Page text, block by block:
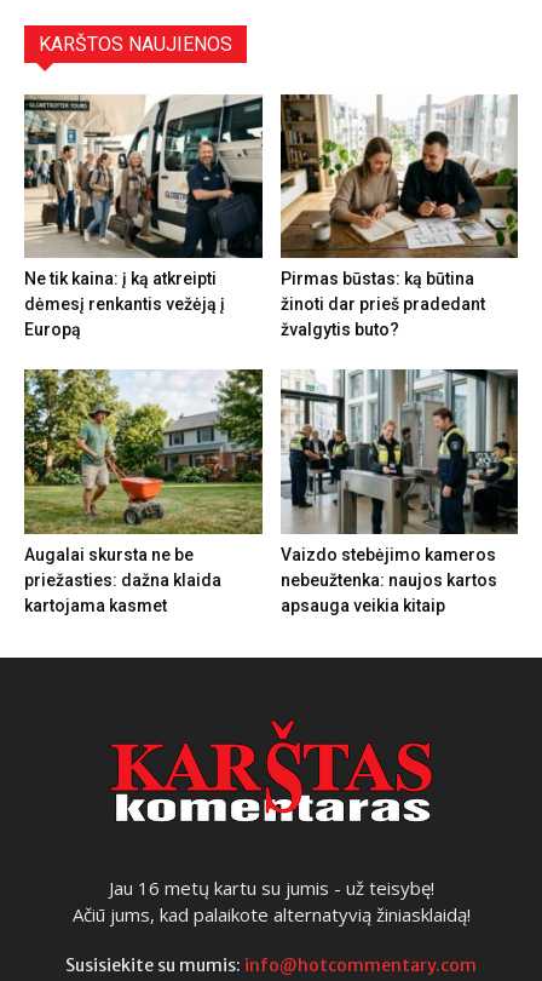
KARŠTOS NAUJIENOS
Ne tik kaina: į ką atkreipti
dėmesį renkantis vežėją į
Europą
Pirmas būstas: ką būtina
žinoti dar prieš pradedant
žvalgytis buto?
Augalai skursta ne be
priežasties: dažna klaida
kartojama kasmet
Vaizdo stebėjimo kameros
nebeužtenka: naujos kartos
apsauga veikia kitaip
Jau 16 metų kartu su jumis - už teisybę!
Ačiū jums, kad palaikote alternatyvią žiniasklaidą!
Susisiekite su mumis: info@hotcommentary.com